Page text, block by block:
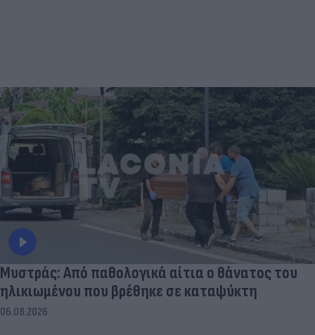
Μυστράς: Από παθολογικά αίτια ο θάνατος του
ηλικιωμένου που βρέθηκε σε καταψύκτη
06.08.2026